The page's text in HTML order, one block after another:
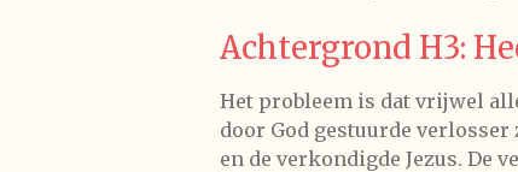
Achtergrond H3:
Het probleem is dat vrijwel
door God gestuurde
en de verkondigde Jezus. De